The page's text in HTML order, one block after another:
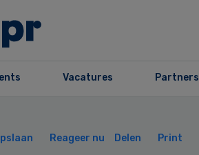
Vacatures Partners
Reageer nu Delen Print